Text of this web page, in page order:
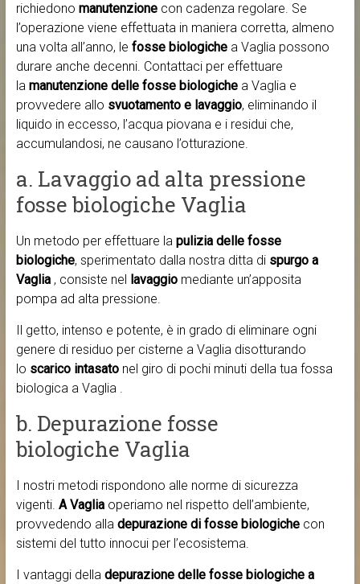
richiedono manutenzionecon cadenza regolare. Se
l’operazione viene effettuata in maniera corretta, almeno
una volta all’anno, le fosse biologichea Vaglia possono
durare anche decenni. Contattaci per effettuare
la manutenzione delle fosse biologichea Vaglia e
provvedere allo svuotamento e lavaggio, eliminando il
liquido in eccesso, l’acqua piovana e i residui che,
accumulandosi, ne causano l’otturazione.
a. Lavaggio ad alta pressione
fosse biologiche Vaglia
Un metodo per effettuare la pulizia delle fosse
biologiche, sperimentato dalla nostra ditta di spurgo a
Vaglia , consiste nel lavaggiomediante un’apposita
pompa ad alta pressione.
Il getto, intenso e potente, è in grado di eliminare ogni
genere di residuo per cisterne a Vaglia disotturando
lo scarico intasatonel giro di pochi minuti della tua fossa
biologica a Vaglia .
b. Depurazione fosse
biologiche Vaglia
I nostri metodi rispondono alle norme di sicurezza
vigenti. A Vaglia operiamo nel rispetto dell’ambiente,
provvedendo alla depurazione di fosse biologichecon
sistemi del tutto innocui per l’ecosistema.
I vantaggi della depurazione delle fosse biologiche a